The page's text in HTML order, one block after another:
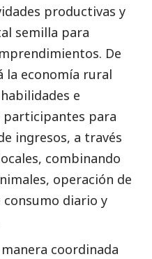
productivas y
semilla para
De
la economía rural
e
participantes para
ingresos, a través
combinando
operación de
diario y
coordinada